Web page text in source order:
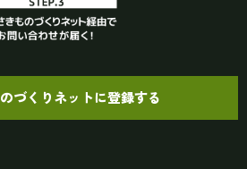
づくりネットに登録する